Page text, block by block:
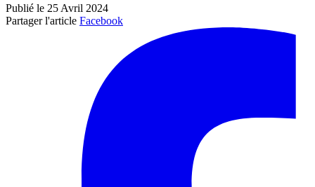
Publié le 25 Avril 2024
Partager l'article Facebook